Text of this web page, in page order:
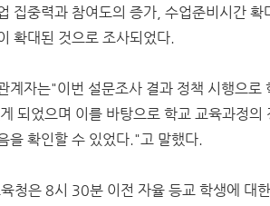
집중력과 참여도의 증가, 수업준비시간
확대된 것으로 조사되었다.
계자는"이번 설문조사 결과 정책 시행으
되었으며 이를 바탕으로 학교 교육과정
을 확인할 수 있었다."고 말했다.
청은 8시 30분 이전 자율 등교 학생에 대